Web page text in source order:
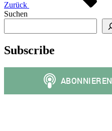
Zurück
Suchen
Subscribe